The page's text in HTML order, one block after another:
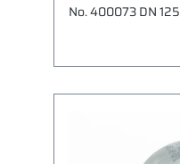
No. 400073 DN